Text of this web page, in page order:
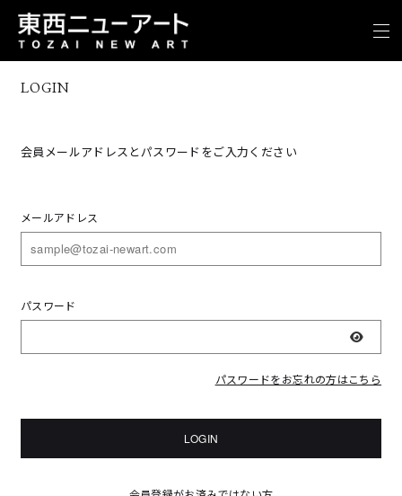
LOGIN
会員メールアドレスとパスワードをご入力ください
メールアドレス
パスワード
表示
パスワードをお忘れの方はこちら
LOGIN